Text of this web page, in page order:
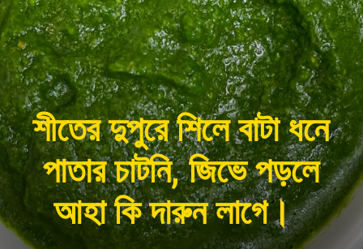
শীতের দুপুরে শিলে বাটা ধনে
পাতার চাটনি, জিভে পড়লে
আহা কি দারুন লাগে।